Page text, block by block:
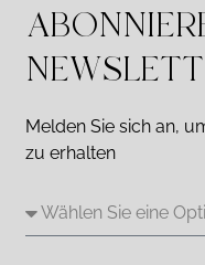
Melden Sie sich an,
zu erhalten